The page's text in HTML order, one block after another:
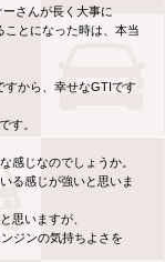
さんが長く大事に
とになった時は、本当
すから、幸せなGTIです
す。
感じなのでしょうか。
る感じが強いと思いま
思いますが、
ジンの気持ちよさを